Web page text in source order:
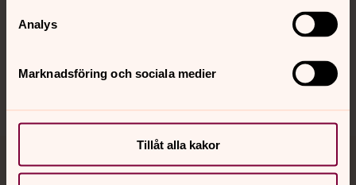
Analys
Marknadsföring och sociala medier
Tillåt alla kakor
Jourhavande präst